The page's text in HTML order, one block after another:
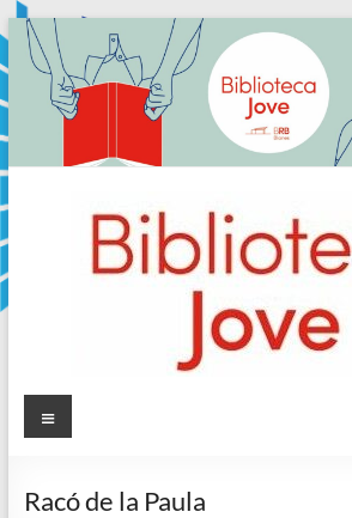
Skip
content
Sala
Biblioteca
Menú
Racó de la Paula